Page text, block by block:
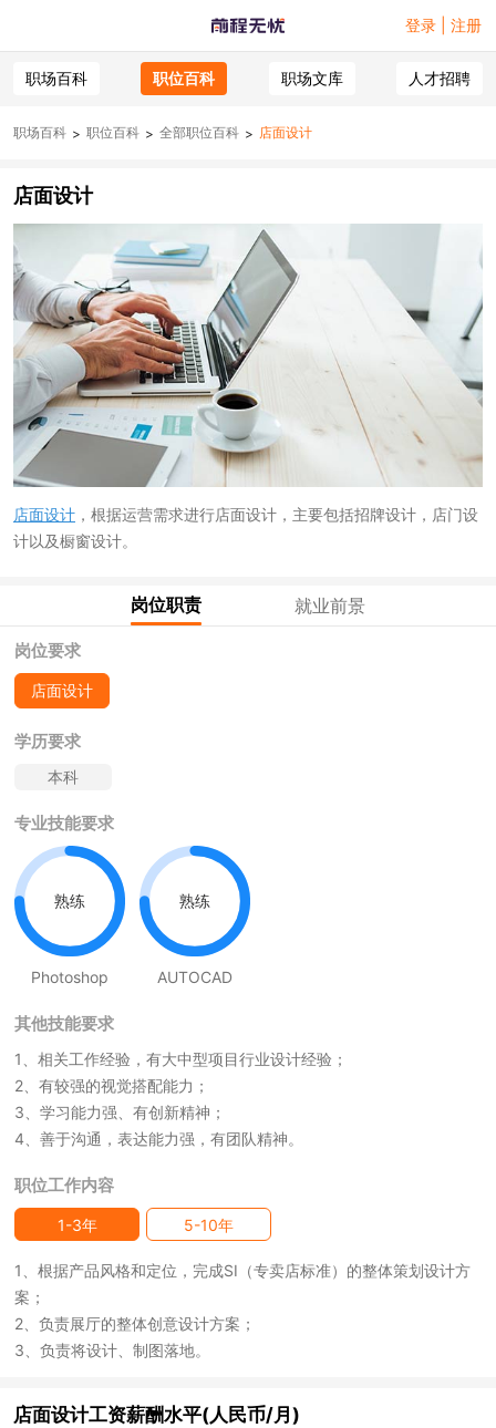
登录 | 注册
职场百科 职位百科 职场文库 人才招聘
职场百科 > 职位百科 > 全部职位百科 > 店面设计
店面设计
店面设计 ，根据运营需求进行店面设计，主要包括招牌设计，店门设
计以及橱窗设计。
岗位职责 就业前景
岗位要求
店面设计
学历要求
本科
专业技能要求
熟练
Photoshop
熟练
AUTOCAD
其他技能要求
1、相关工作经验，有大中型项目行业设计经验；
2、有较强的视觉搭配能力；
3、学习能力强、有创新精神；
4、善于沟通，表达能力强，有团队精神。
职位工作内容
1-3年 5-10年
1、根据产品风格和定位，完成SI（专卖店标准）的整体策划设计方
案；
2、负责展厅的整体创意设计方案；
3、负责将设计、制图落地。
店面设计工资薪酬水平(人民币/月)